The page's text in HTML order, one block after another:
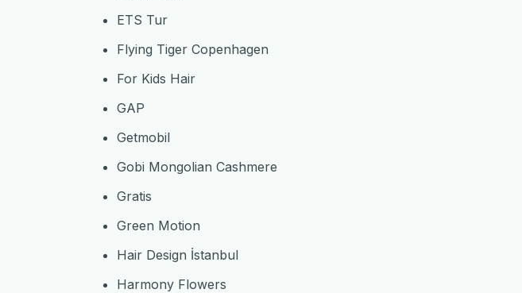
ETS Tur
Flying Tiger Copenhagen
For Kids Hair
GAP
Getmobil
Gobi Mongolian Cashmere
Gratis
Green Motion
Hair Design İstanbul
Harmony Flowers